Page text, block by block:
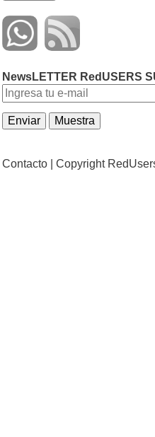
NewsLETTER RedUSERS
Contacto | Copyright